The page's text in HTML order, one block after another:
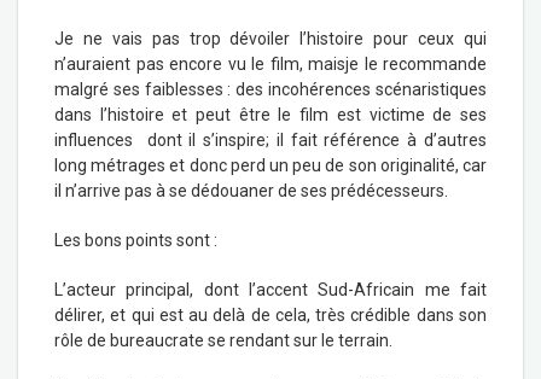
Je ne vais pas trop dévoiler l’histoire pour ceux qui
n’auraient pas encore vu le film, maisje le recommande
malgré ses faiblesses : des incohérences scénaristiques
dans l’histoire et peut être le film est victime de ses
influences dont il s’inspire; il fait référence à d’autres
long métrages et donc perd un peu de son originalité, car
il n’arrive pas à se dédouaner de ses prédécesseurs.
Les bons points sont :
L’acteur principal, dont l’accent Sud-Africain me fait
délirer, et qui est au delà de cela, très crédible dans son
rôle de bureaucrate se rendant sur le terrain.